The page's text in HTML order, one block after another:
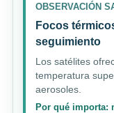
OBSERVACIÓN
Focos
seguimiento
Los satélites
temperatura
aerosoles.
Por qué importa: